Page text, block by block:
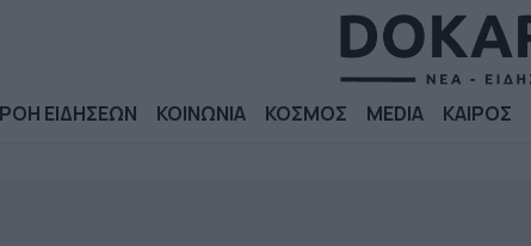
ΡΟΗ ΕΙΔΗΣΕΩΝ ΚΟΙΝΩΝΙΑ ΚΟΣΜΟΣ MEDIA ΚΑΙΡΟΣ